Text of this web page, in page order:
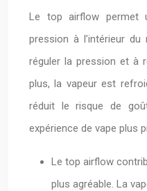
Le top airflow permet
pression à l’intérieur du
réguler la pression et à
plus, la vapeur est
réduit le risque de
expérience de vape plus
Le top airflow
plus agréable. La